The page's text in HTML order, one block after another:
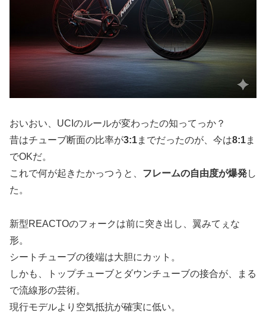
おいおい、UCIのルールが変わったの知ってっか？
昔はチューブ断面の比率が3:1までだったのが、今は8:1ま
でOKだ。
これで何が起きたかっつうと、 フレームの自由度が爆発し
た。
新型REACTOのフォークは前に突き出し、翼みてぇな
形。
シートチューブの後端は大胆にカット。
しかも、トップチューブとダウンチューブの接合が、まる
で流線形の芸術。
現行モデルより空気抵抗が確実に低い。